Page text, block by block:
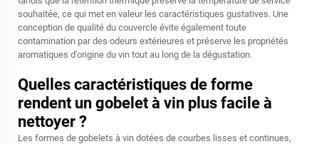
souhaitée, ce qui met en valeur les caractéristiques gustatives. Une
conception de qualité du couvercle évite également toute
contamination par des odeurs extérieures et préserve les propriétés
aromatiques d’origine du vin tout au long de la dégustation.
Quelles caractéristiques de forme
rendent un gobelet à vin plus facile à
nettoyer ?
Les formes de gobelets à vin dotées de courbes lisses et continues,